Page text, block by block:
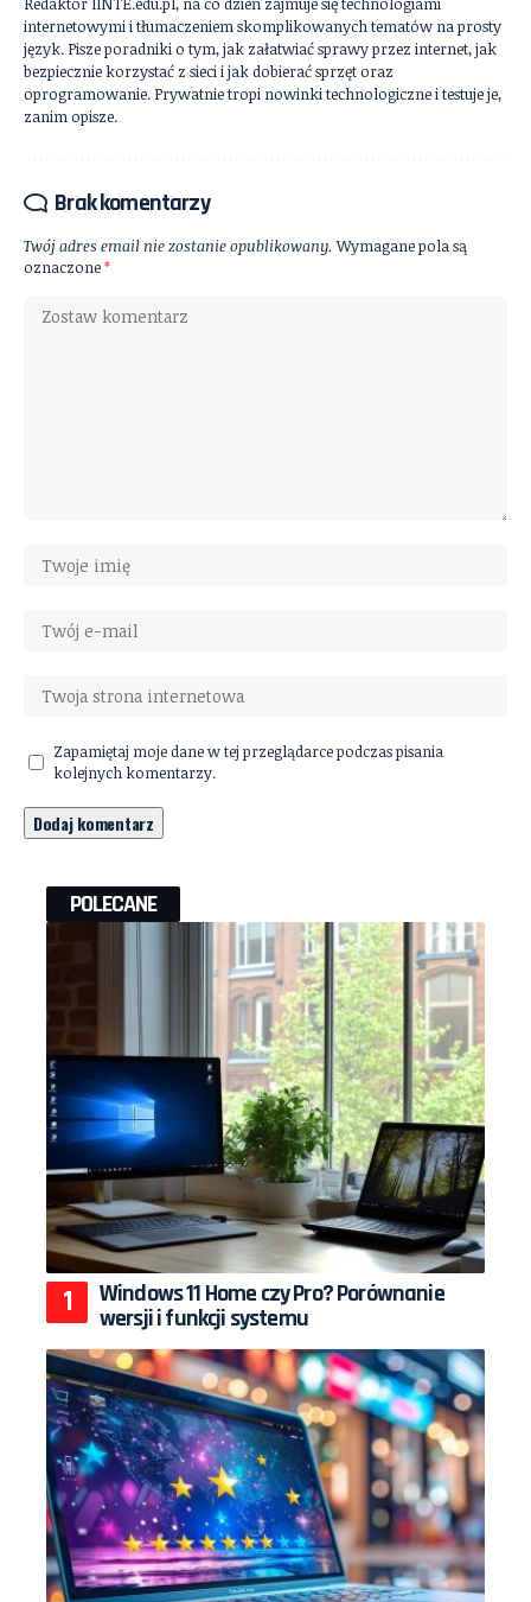
internetowymi i tłumaczeniem skomplikowanych tematów na prosty
język. Pisze poradniki o tym, jak załatwiać sprawy przez internet, jak
bezpiecznie korzystać z sieci i jak dobierać sprzęt oraz
oprogramowanie. Prywatnie tropi nowinki technologiczne i testuje je,
zanim opisze.
Brak komentarzy
Twój adres email nie zostanie opublikowany. Wymagane pola są
oznaczone*
Zapamiętaj moje dane w tej przeglądarce podczas pisania
kolejnych komentarzy.
POLECANE
Windows 11 Home czy Pro? Porównanie
wersji i funkcji systemu